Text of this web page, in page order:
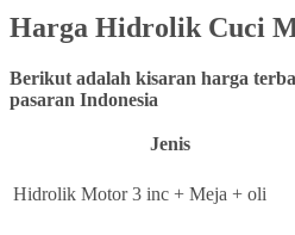
Harga Hidrolik Cuci
Berikut adalah kisaran harga
pasaran Indonesia
Jenis
Hidrolik Motor 3 inc + Meja + oli